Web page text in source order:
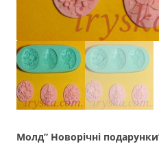
Молд” Новорічні